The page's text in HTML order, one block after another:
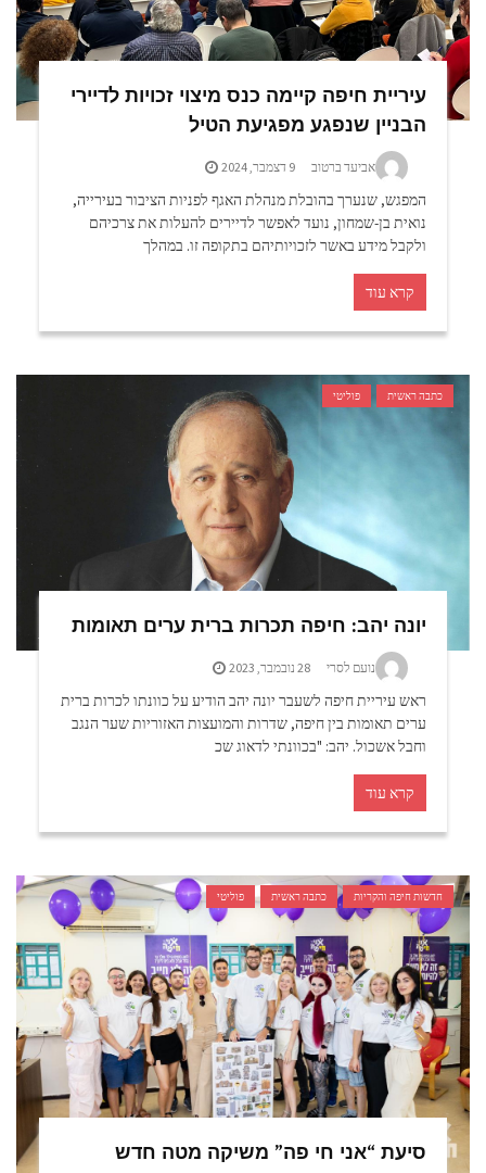
עיריית חיפה קיימה כנס מיצוי זכויות לדיירי
הבניין שנפגע מפגיעת הטיל
אביעד ברטוב 9 דצמבר, 2024
המפגש, שנערך בהובלת מנהלת האגף לפניות הציבור בעירייה,
נואית בן-שמחון, נועד לאפשר לדיירים להעלות את צרכיהם
ולקבל מידע באשר לזכויותיהם בתקופה זו. במהלך
קרא עוד
כתבה ראשית פוליטי
יונה יהב: חיפה תכרות ברית ערים תאומות
נועם לסרי 28 נובמבר, 2023
ראש עיריית חיפה לשעבר יונה יהב הודיע על כוונתו לכרות ברית
ערים תאומות בין חיפה, שדרות והמועצות האזוריות שער הנגב
וחבל אשכול. יהב: "בכוונתי לדאוג שכ
קרא עוד
חדשות חיפה והקריות כתבה ראשית פוליטי
סיעת “אני חי פה” משיקה מטה חדש